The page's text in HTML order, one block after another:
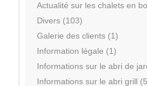
Actualité sur les chalets en
Divers (103)
Galerie des clients (1)
Information légale (1)
Informations sur le abri de
Informations sur le abri grill